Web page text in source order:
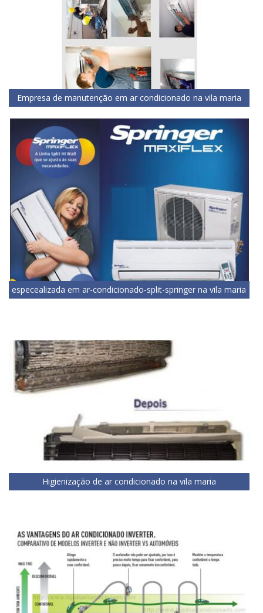
Empresa de manutenção em ar condicionado na vila maria
especealizada em ar-condicionado-split-springer na vila maria
Higienização de ar condicionado na vila maria